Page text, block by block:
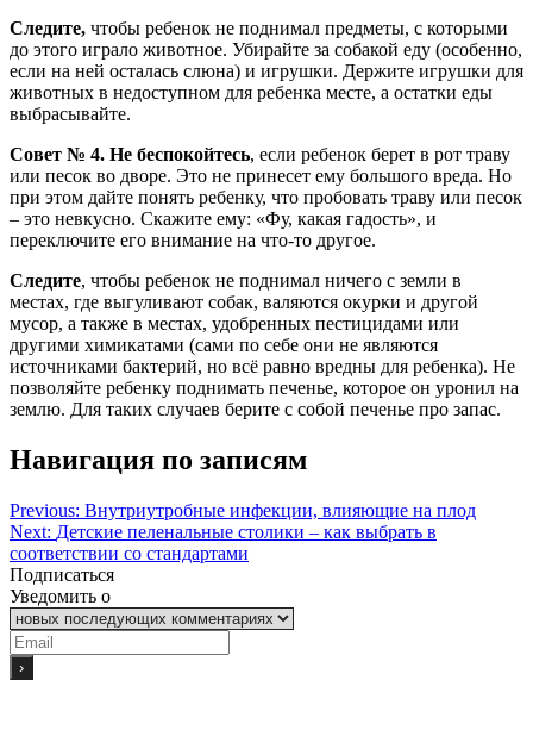
Следите, чтобы ребенок не поднимал предметы, с которыми
до этого играло животное. Убирайте за собакой еду (особенно,
если на ней осталась слюна) и игрушки. Держите игрушки для
животных в недоступном для ребенка месте, а остатки еды
выбрасывайте.
Совет № 4. Не беспокойтесь, если ребенок берет в рот траву
или песок во дворе. Это не принесет ему большого вреда. Но
при этом дайте понять ребенку, что пробовать траву или песок
– это невкусно. Скажите ему: «Фу, какая гадость», и
переключите его внимание на что-то другое.
Следите, чтобы ребенок не поднимал ничего с земли в
местах, где выгуливают собак, валяются окурки и другой
мусор, а также в местах, удобренных пестицидами или
другими химикатами (сами по себе они не являются
источниками бактерий, но всё равно вредны для ребенка). Не
позволяйте ребенку поднимать печенье, которое он уронил на
землю. Для таких случаев берите с собой печенье про запас.
Навигация по записям
Previous: Внутриутробные инфекции, влияющие на плод
Next: Детские пеленальные столики – как выбрать в
соответствии со стандартами
Подписаться
Уведомить о